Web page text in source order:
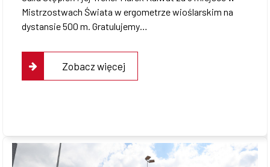
Mistrzostwach Świata w ergometrze wioślarskim na
dystansie 500 m. Gratulujemy…
Zobacz więcej